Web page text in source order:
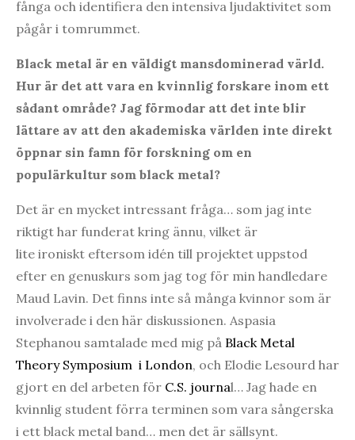
fånga och identifiera den intensiva ljudaktivitet som
pågår i tomrummet.
Black metal är en väldigt mansdominerad värld.
Hur är det att vara en kvinnlig forskare inom ett
sådant område? Jag förmodar att det inte blir
lättare av att den akademiska världen inte direkt
öppnar sin famn för forskning om en
populärkultur som black metal?
Det är en mycket intressant fråga… som jag inte
riktigt har funderat kring ännu, vilket är
lite ironiskt eftersom idén till projektet uppstod
efter en genuskurs som jag tog för min handledare
Maud Lavin. Det finns inte så många kvinnor som är
involverade i den här diskussionen. Aspasia
Stephanou samtalade med mig på Black Metal
Theory Symposium i London, och Elodie Lesourd har
gjort en del arbeten för C.S. journal… Jag hade en
kvinnlig student förra terminen som vara sångerska
i ett black metal band… men det är sällsynt.